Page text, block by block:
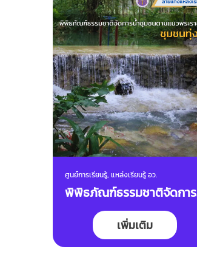
ศูนย์การเรียนรู้, แหล่งเรียนรู้ อว.
พิพิธภัณฑ์ธรรมชาติจัดการ
น้ำชุมชน ตามแนวพระ
ราชดำริชุมชนทุ่งสง
เพิ่มเติม